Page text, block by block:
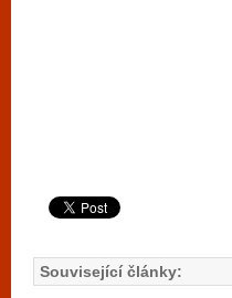
Související články: